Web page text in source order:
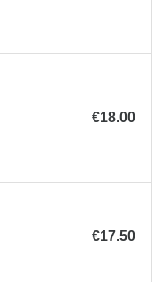
€18.00
€17.50